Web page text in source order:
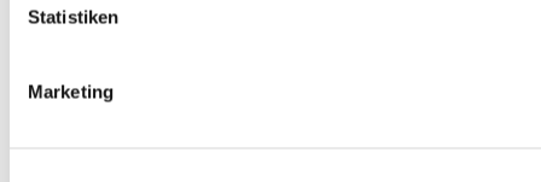
Statistiken
Marketing